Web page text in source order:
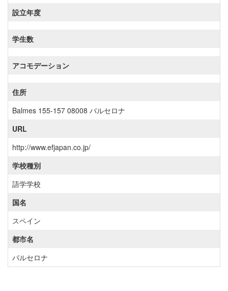
設立年度
学生数
アコモデーション
住所
Balmes 155-157 08008 バルセロナ
URL
http://www.efjapan.co.jp/
学校種別
語学学校
国名
スペイン
都市名
バルセロナ